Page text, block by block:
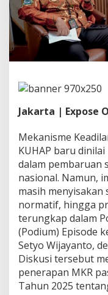
Jakarta | Expose
Mekanisme
KUHAP baru
dalam pembaruan
nasional. Namun,
masih
normatif, hingga
terungkap dalam
(Podium) Episode
Setyo Wijayanto,
Diskusi tersebut
penerapan MKR
Tahun 2025